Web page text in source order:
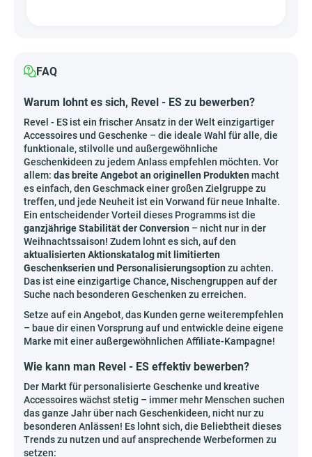
FAQ
Warum lohnt es sich, Revel - ES zu bewerben?
Revel - ES ist ein frischer Ansatz in der Welt einzigartiger
Accessoires und Geschenke – die ideale Wahl für alle, die
funktionale, stilvolle und außergewöhnliche
Geschenkideen zu jedem Anlass empfehlen möchten. Vor
allem: das breite Angebot an originellen Produkten macht
es einfach, den Geschmack einer großen Zielgruppe zu
treffen, und jede Neuheit ist ein Vorwand für neue Inhalte.
Ein entscheidender Vorteil dieses Programms ist die
ganzjährige Stabilität der Conversion – nicht nur in der
Weihnachtssaison! Zudem lohnt es sich, auf den
aktualisierten Aktionskatalog mit limitierten
Geschenkserien und Personalisierungsoption zu achten.
Das ist eine einzigartige Chance, Nischengruppen auf der
Suche nach besonderen Geschenken zu erreichen.
Setze auf ein Angebot, das Kunden gerne weiterempfehlen
– baue dir einen Vorsprung auf und entwickle deine eigene
Marke mit einer außergewöhnlichen Affiliate-Kampagne!
Wie kann man Revel - ES effektiv bewerben?
Der Markt für personalisierte Geschenke und kreative
Accessoires wächst stetig – immer mehr Menschen suchen
das ganze Jahr über nach Geschenkideen, nicht nur zu
besonderen Anlässen! Es lohnt sich, die Beliebtheit dieses
Trends zu nutzen und auf ansprechende Werbeformen zu
setzen: